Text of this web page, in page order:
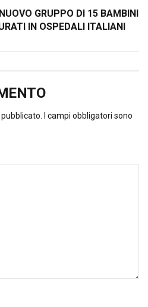
GRUPPO DI 15 BAMBINI
IN OSPEDALI ITALIANI
I campi obbligatori sono